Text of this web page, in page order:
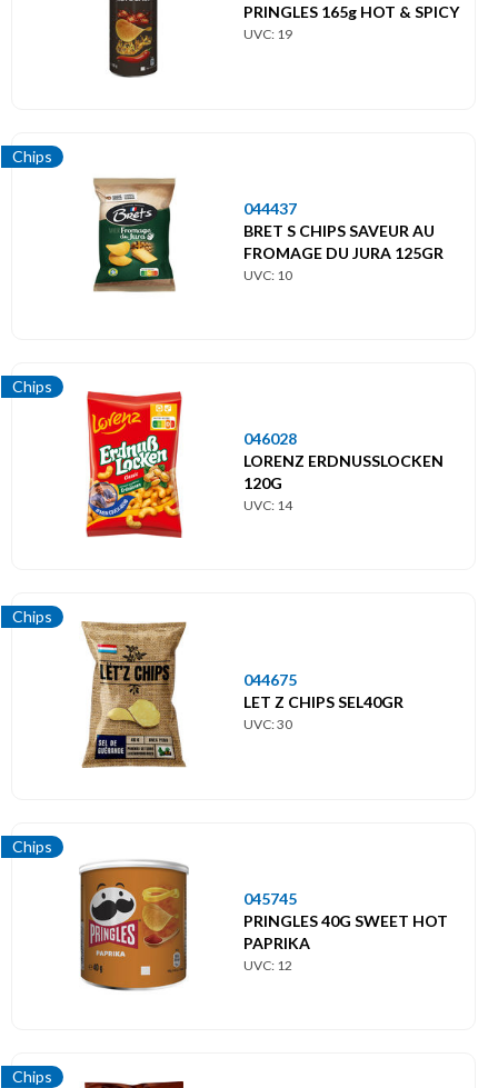
PRINGLES 165g HOT & SPICY
UVC: 19
Chips
044437
BRET S CHIPS SAVEUR AU
FROMAGE DU JURA 125GR
UVC: 10
Chips
046028
LORENZ ERDNUSSLOCKEN
120G
UVC: 14
Chips
044675
LET Z CHIPS SEL40GR
UVC: 30
Chips
045745
PRINGLES 40G SWEET HOT
PAPRIKA
UVC: 12
Chips